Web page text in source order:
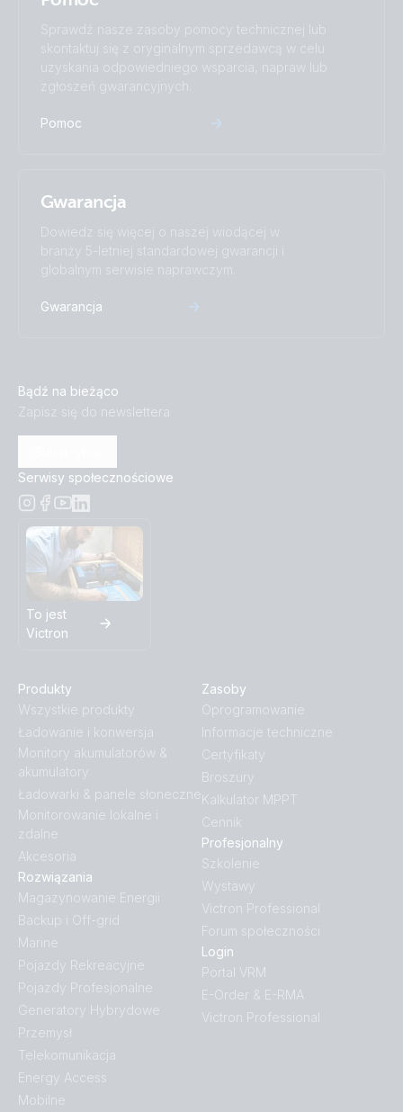
Sprawdź nasze zasoby pomocy technicznej lub
skontaktuj się z oryginalnym sprzedawcą w celu
uzyskania odpowiedniego wsparcia, napraw lub
zgłoszeń gwarancyjnych.
Pomoc
Gwarancja
Dowiedz się więcej o naszej wiodącej w
branży 5-letniej standardowej gwarancji i
globalnym serwisie naprawczym.
Gwarancja
Bądź na bieżąco
Zapisz się do newslettera
Serwisy społecznościowe
To jest
Victron
Produkty
Wszystkie produkty
Ładowanie i konwersja
Monitory akumulatorów &
akumulatory
Ładowarki & panele słoneczne
Monitorowanie lokalne i
zdalne
Akcesoria
Rozwiązania
Magazynowanie Energii
Backup i Off-grid
Marine
Pojazdy Rekreacyjne
Pojazdy Profesjonalne
Generatory Hybrydowe
Przemysł
Telekomunikacja
Energy Access
Mobilne
Zasoby
Oprogramowanie
Informacje techniczne
Certyfikaty
Broszury
Kalkulator MPPT
Cennik
Profesjonalny
Szkolenie
Wystawy
Victron Professional
Forum społeczności
Login
Portal VRM
E-Order & E-RMA
Victron Professional